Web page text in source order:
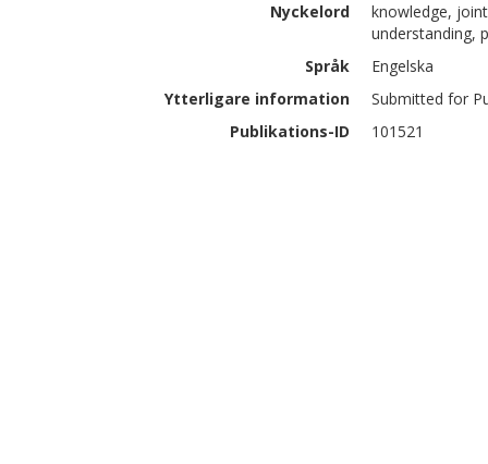
Nyckelord
knowledge,
understanding,
Språk
Engelska
Ytterligare information
Submitted for
Publikations-ID
101521